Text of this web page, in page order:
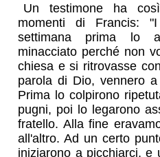
Un testimone ha
momenti di Francis:
settimana prima lo
minacciato perché non
chiesa e si ritrovasse
parola di Dio, vennero
Prima lo colpirono
pugni, poi lo legarono
fratello. Alla fine
all'altro. Ad un certo
iniziarono a picchiarci, e